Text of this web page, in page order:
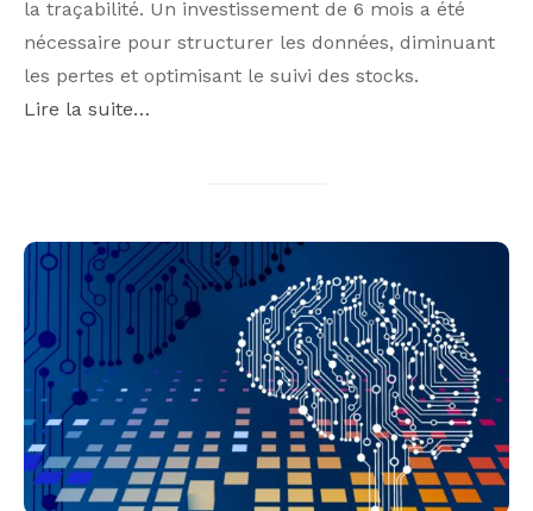
la traçabilité. Un investissement de 6 mois a été
nécessaire pour structurer les données, diminuant
les pertes et optimisant le suivi des stocks.
Lire la suite…